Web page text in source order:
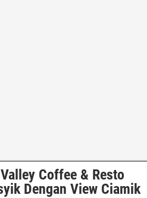
Coffee & Resto
Dengan View Ciamik